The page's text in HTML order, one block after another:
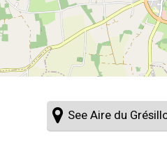
See Aire du